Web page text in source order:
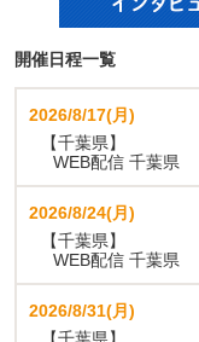
開催日程一覧
2026/8/17(月)
【千葉県】
WEB配信 千葉県
2026/8/24(月)
【千葉県】
WEB配信 千葉県
2026/8/31(月)